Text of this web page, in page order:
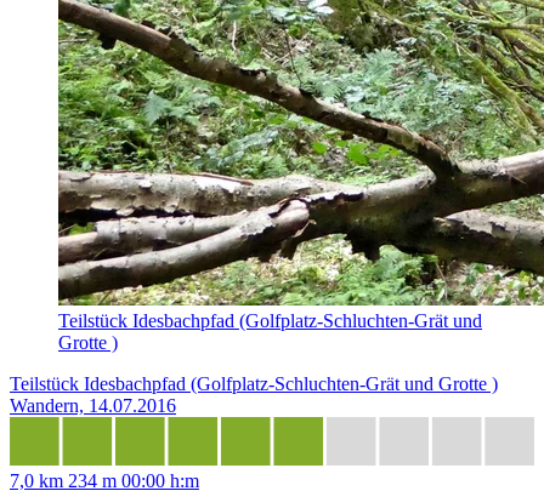
Teilstück Idesbachpfad (Golfplatz-Schluchten-Grät und
Grotte )
Teilstück Idesbachpfad (Golfplatz-Schluchten-Grät und Grotte )
Wandern, 14.07.2016
7,0 km 234 m 00:00 h:m